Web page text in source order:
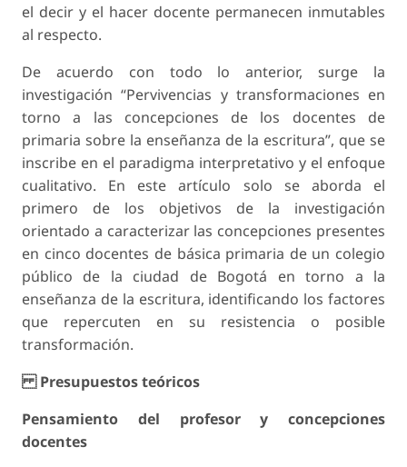
el decir y el hacer docente permanecen inmutables
al respecto.
De acuerdo con todo lo anterior, surge la
investigación “Pervivencias y transformaciones en
torno a las concepciones de los docentes de
primaria sobre la enseñanza de la escritura”, que se
inscribe en el paradigma interpretativo y el enfoque
cualitativo. En este artículo solo se aborda el
primero de los objetivos de la investigación
orientado a caracterizar las concepciones presentes
en cinco docentes de básica primaria de un colegio
público de la ciudad de Bogotá en torno a la
enseñanza de la escritura, identificando los factores
que repercuten en su resistencia o posible
transformación.
Presupuestos teóricos
Pensamiento del profesor y concepciones
docentes